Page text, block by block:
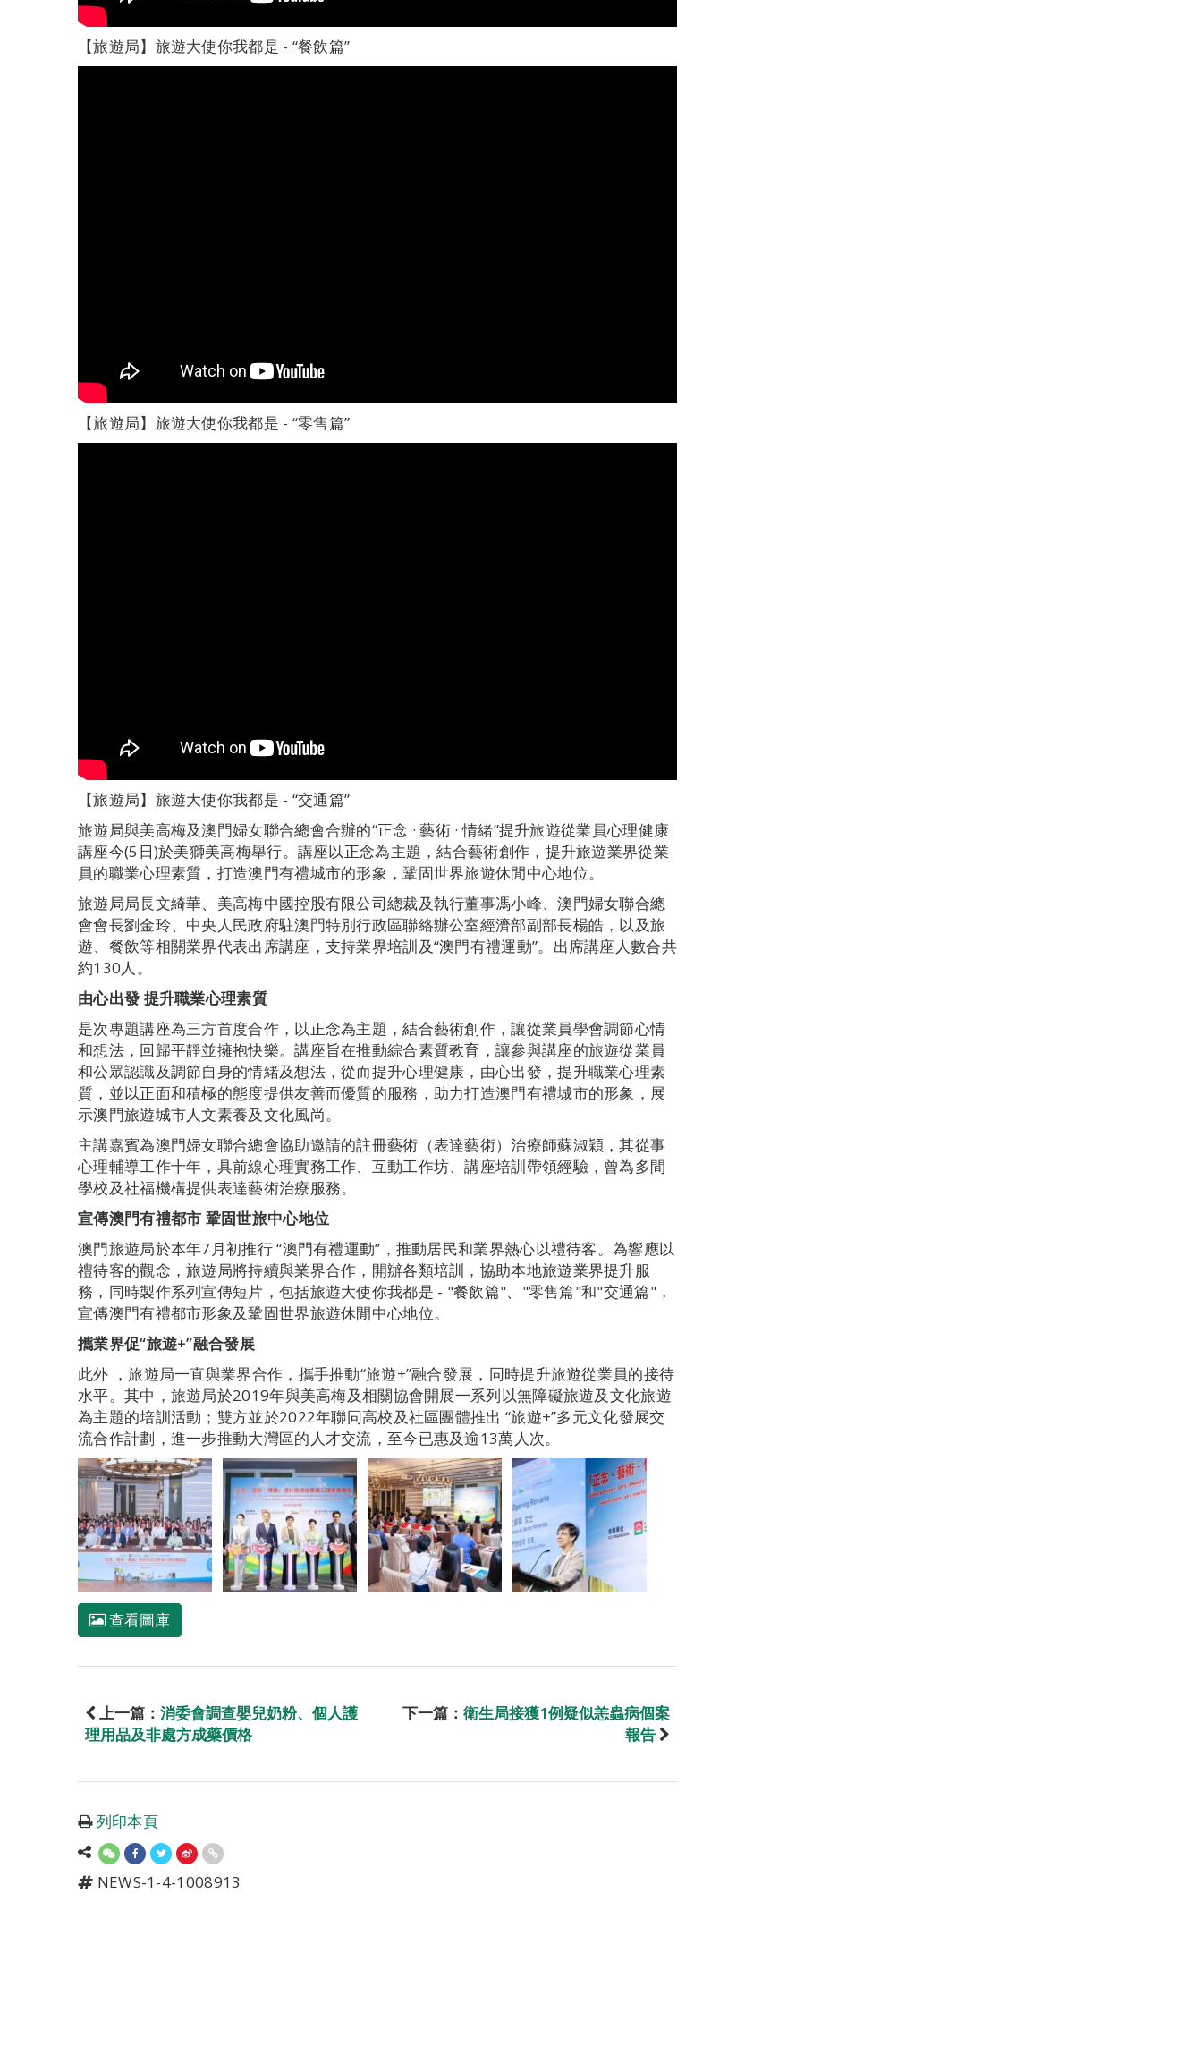
【旅遊局】旅遊大使你我都是 - “餐飲篇”
【旅遊局】旅遊大使你我都是 - “零售篇”
【旅遊局】旅遊大使你我都是 - “交通篇”
旅遊局與美高梅及澳門婦女聯合總會合辦的“正念 · 藝術 · 情緒”提升旅遊從業員心理健康
講座今(5日)於美獅美高梅舉行。講座以正念為主題，結合藝術創作，提升旅遊業界從業
員的職業心理素質，打造澳門有禮城市的形象，鞏固世界旅遊休閒中心地位。
旅遊局局長文綺華、美高梅中國控股有限公司總裁及執行董事馮小峰、澳門婦女聯合總
會會長劉金玲、中央人民政府駐澳門特別行政區聯絡辦公室經濟部副部長楊皓，以及旅
遊、餐飲等相關業界代表出席講座，支持業界培訓及“澳門有禮運動”。出席講座人數合共
約130人。
由心出發 提升職業心理素質
是次專題講座為三方首度合作，以正念為主題，結合藝術創作，讓從業員學會調節心情
和想法，回歸平靜並擁抱快樂。講座旨在推動綜合素質教育，讓參與講座的旅遊從業員
和公眾認識及調節自身的情緒及想法，從而提升心理健康，由心出發，提升職業心理素
質，並以正面和積極的態度提供友善而優質的服務，助力打造澳門有禮城市的形象，展
示澳門旅遊城市人文素養及文化風尚。
主講嘉賓為澳門婦女聯合總會協助邀請的註冊藝術（表達藝術）治療師蘇淑穎，其從事
心理輔導工作十年，具前線心理實務工作、互動工作坊、講座培訓帶領經驗，曾為多間
學校及社福機構提供表達藝術治療服務。
宣傳澳門有禮都市 鞏固世旅中心地位
澳門旅遊局於本年7月初推行 “澳門有禮運動”，推動居民和業界熱心以禮待客。為響應以
禮待客的觀念，旅遊局將持續與業界合作，開辦各類培訓，協助本地旅遊業界提升服
務，同時製作系列宣傳短片，包括旅遊大使你我都是 - "餐飲篇"、"零售篇"和"交通篇"，
宣傳澳門有禮都市形象及鞏固世界旅遊休閒中心地位。
攜業界促“旅遊+”融合發展
此外 ，旅遊局一直與業界合作，攜手推動“旅遊+”融合發展，同時提升旅遊從業員的接待
水平。其中，旅遊局於2019年與美高梅及相關協會開展一系列以無障礙旅遊及文化旅遊
為主題的培訓活動；雙方並於2022年聯同高校及社區團體推出 “旅遊+”多元文化發展交
流合作計劃，進一步推動大灣區的人才交流，至今已惠及逾13萬人次。
查看圖庫
上一篇： 消委會調查嬰兒奶粉、個人護
理用品及非處方成藥價格
下一篇： 衛生局接獲1例疑似恙蟲病個案
報告
列印本頁
NEWS-1-4-1008913